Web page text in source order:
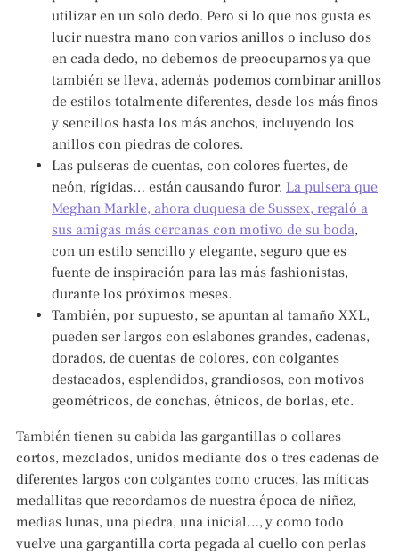
utilizar en un solo dedo. Pero si lo que nos gusta es
lucir nuestra mano con varios anillos o incluso dos
en cada dedo, no debemos de preocuparnos ya que
también se lleva, además podemos combinar anillos
de estilos totalmente diferentes, desde los más finos
y sencillos hasta los más anchos, incluyendo los
anillos con piedras de colores.
Las pulseras de cuentas, con colores fuertes, de
neón, rígidas… están causando furor. La pulsera que
Meghan Markle, ahora duquesa de Sussex, regaló a
sus amigas más cercanas con motivo de su boda,
con un estilo sencillo y elegante, seguro que es
fuente de inspiración para las más fashionistas,
durante los próximos meses.
También, por supuesto, se apuntan al tamaño XXL,
pueden ser largos con eslabones grandes, cadenas,
dorados, de cuentas de colores, con colgantes
destacados, esplendidos, grandiosos, con motivos
geométricos, de conchas, étnicos, de borlas, etc.
También tienen su cabida las gargantillas o collares
cortos, mezclados, unidos mediante dos o tres cadenas de
diferentes largos con colgantes como cruces, las míticas
medallitas que recordamos de nuestra época de niñez,
medias lunas, una piedra, una inicial…, y como todo
vuelve una gargantilla corta pegada al cuello con perlas